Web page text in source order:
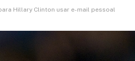
Hillary Clinton usar e-mail pessoal